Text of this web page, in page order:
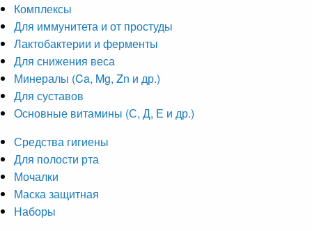
Комплексы
Для иммунитета и от простуды
Лактобактерии и ферменты
Для снижения веса
Минералы (Ca, Mg, Zn и др.)
Для суставов
Основные витамины (С, Д, Е и др.)
Средства гигиены
Для полости рта
Мочалки
Маска защитная
Наборы